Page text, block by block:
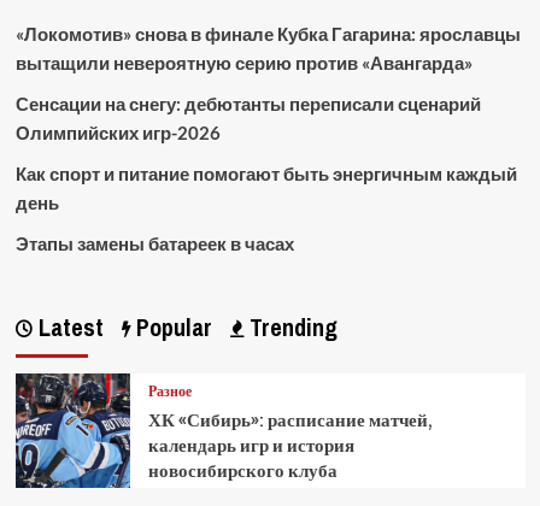
«Локомотив» снова в финале Кубка Гагарина: ярославцы
вытащили невероятную серию против «Авангарда»
Сенсации на снегу: дебютанты переписали сценарий
Олимпийских игр-2026
Как спорт и питание помогают быть энергичным каждый
день
Этапы замены батареек в часах
Latest Popular Trending
Разное
ХК «Сибирь»: расписание матчей,
календарь игр и история
новосибирского клуба